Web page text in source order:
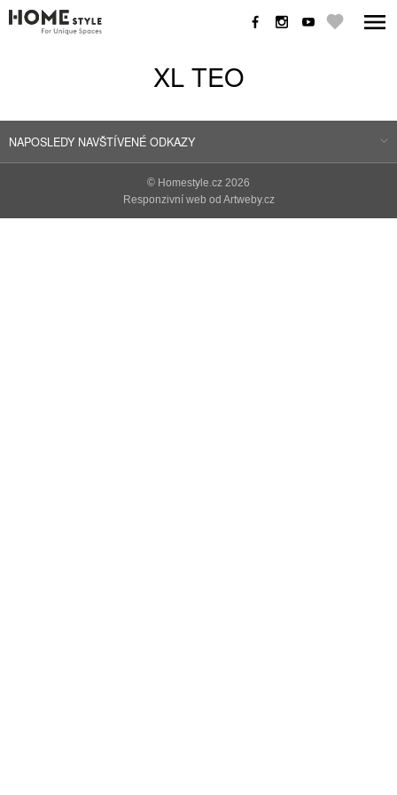
XL TEO
NAPOSLEDY NAVŠTÍVENÉ ODKAZY
© Homestyle.cz 2026
Responzivní web od Artweby.cz